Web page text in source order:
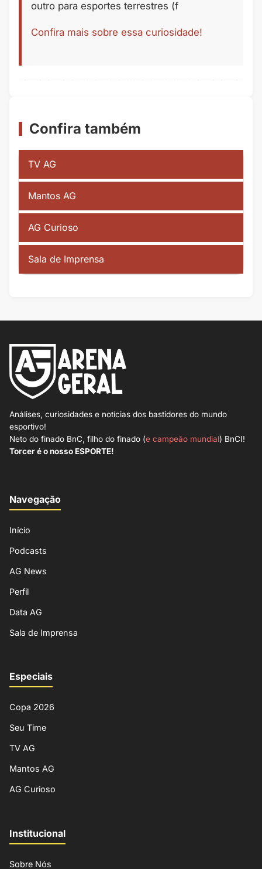
outro para esportes terrestres (f
Confira mais sobre essa curiosidade!
Confira também
TV AG
Mantos AG
AG Curioso
Sala de Imprensa
Análises, curiosidades e notícias dos bastidores do mundo
esportivo!
Neto do finado BnC, filho do finado (e campeão mundial) BnCI!
Torcer é o nosso ESPORTE!
Navegação
Início
Podcasts
AG News
Perfil
Data AG
Sala de Imprensa
Especiais
Copa 2026
Seu Time
TV AG
Mantos AG
AG Curioso
Institucional
Sobre Nós